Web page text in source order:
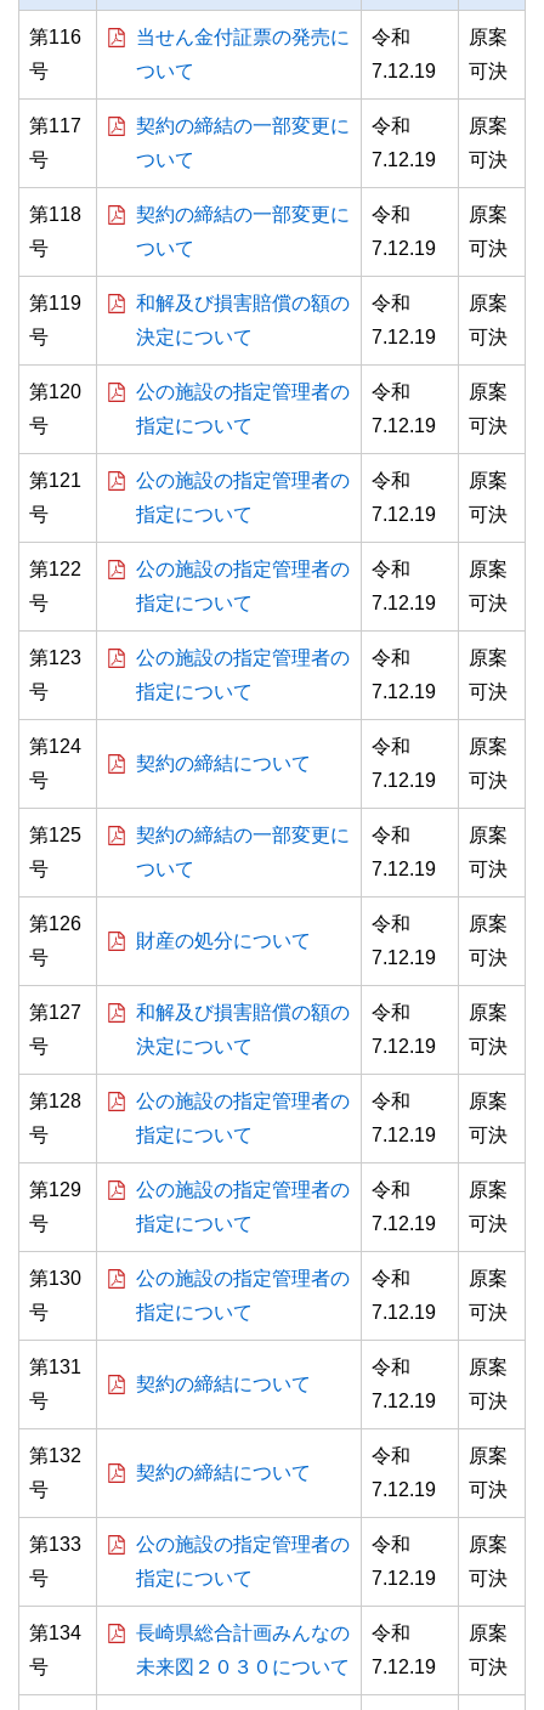
第116
号
当せん金付証票の発売に
ついて
令和
7.12.19
原案
可決
第117
号
契約の締結の一部変更に
ついて
令和
7.12.19
原案
可決
第118
号
契約の締結の一部変更に
ついて
令和
7.12.19
原案
可決
第119
号
和解及び損害賠償の額の
決定について
令和
7.12.19
原案
可決
第120
号
公の施設の指定管理者の
指定について
令和
7.12.19
原案
可決
第121
号
公の施設の指定管理者の
指定について
令和
7.12.19
原案
可決
第122
号
公の施設の指定管理者の
指定について
令和
7.12.19
原案
可決
第123
号
公の施設の指定管理者の
指定について
令和
7.12.19
原案
可決
第124
号
契約の締結について
令和
7.12.19
原案
可決
第125
号
契約の締結の一部変更に
ついて
令和
7.12.19
原案
可決
第126
号
財産の処分について
令和
7.12.19
原案
可決
第127
号
和解及び損害賠償の額の
決定について
令和
7.12.19
原案
可決
第128
号
公の施設の指定管理者の
指定について
令和
7.12.19
原案
可決
第129
号
公の施設の指定管理者の
指定について
令和
7.12.19
原案
可決
第130
号
公の施設の指定管理者の
指定について
令和
7.12.19
原案
可決
第131
号
契約の締結について
令和
7.12.19
原案
可決
第132
号
契約の締結について
令和
7.12.19
原案
可決
第133
号
公の施設の指定管理者の
指定について
令和
7.12.19
原案
可決
第134
号
長崎県総合計画みんなの
未来図２０３０について
令和
7.12.19
原案
可決